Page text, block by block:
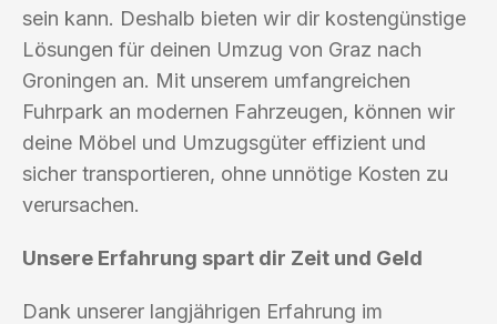
sein kann. Deshalb bieten wir dir kostengünstige
Lösungen für deinen Umzug von Graz nach
Groningen an. Mit unserem umfangreichen
Fuhrpark an modernen Fahrzeugen, können wir
deine Möbel und Umzugsgüter effizient und
sicher transportieren, ohne unnötige Kosten zu
verursachen.
Unsere Erfahrung spart dir Zeit und Geld
Dank unserer langjährigen Erfahrung im